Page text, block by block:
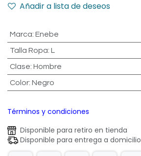
Añadir a lista de deseos
Marca: Enebe
Talla Ropa: L
Clase: Hombre
Color: Negro
Términos y condiciones
Disponible para retiro en tienda
Disponible para entrega a domicilio